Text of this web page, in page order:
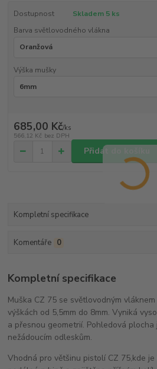
Dostupnost
Skladem 5 ks
Barva světlovodného vlákna
Výška mušky
685,00 Kč/ks
566,12 Kč bez DPH
Přidat do košíku
Kompletní specifikace
Komentáře 0
Kompletní specifikace
Muška CZ 75 se světlovodným
výškách od 5,5mm do 8mm. Vyniká
a přesnou geometrií. Pohledová
nežádoucím odleskům.
Vhodná pro většinu pistolí CZ 75,kde